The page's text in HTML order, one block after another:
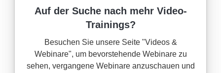
Auf der Suche nach mehr Video-
Trainings?
Besuchen Sie unsere Seite "Videos &
Webinare", um bevorstehende Webinare zu
sehen, vergangene Webinare anzuschauen und